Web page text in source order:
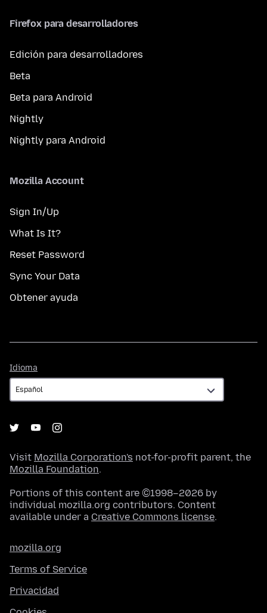
Firefox para desarrolladores
Edición para desarrolladores
Beta
Beta para Android
Nightly
Nightly para Android
Mozilla Account
Sign In/Up
What Is It?
Reset Password
Sync Your Data
Obtener ayuda
Idioma
Visit Mozilla Corporation's not-for-profit parent, the
Mozilla Foundation.
Portions of this content are ©1998–2026 by
individual mozilla.org contributors. Content
available under a Creative Commons license.
mozilla.org
Terms of Service
Privacidad